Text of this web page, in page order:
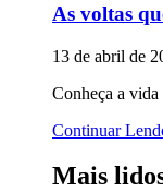
As voltas
13 de abril de
Conheça a
Continuar
Mais